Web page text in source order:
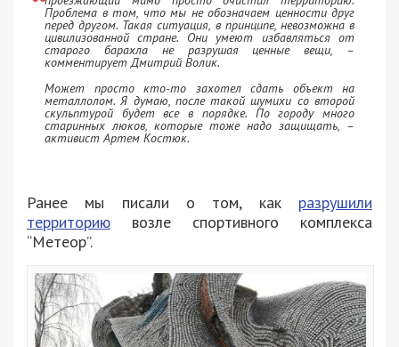
Проблема в том, что мы не обозначаем ценности друг
перед другом. Такая ситуация, в принципе, невозможна в
цивилизованной стране. Они умеют избавляться от
старого барахла не разрушая ценные вещи, –
комментирует Дмитрий Волик.
Может просто кто-то захотел сдать объект на
металлолом. Я думаю, после такой шумихи со второй
скульптурой будет все в порядке. По городу много
старинных люков, которые тоже надо защищать, –
активист Артем Костюк.
Ранее мы писали о том, как разрушили
территорию возле спортивного комплекса
“Метеор”.